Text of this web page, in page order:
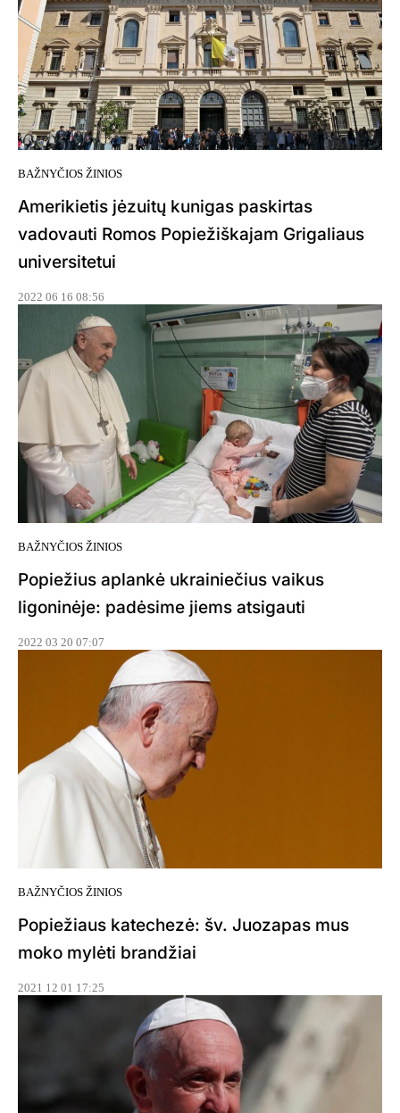
BAŽNYČIOS ŽINIOS
Amerikietis jėzuitų kunigas paskirtas
vadovauti Romos Popiežiškajam Grigaliaus
universitetui
2022 06 16 08:56
BAŽNYČIOS ŽINIOS
Popiežius aplankė ukrainiečius vaikus
ligoninėje: padėsime jiems atsigauti
2022 03 20 07:07
BAŽNYČIOS ŽINIOS
Popiežiaus katechezė: šv. Juozapas mus
moko mylėti brandžiai
2021 12 01 17:25